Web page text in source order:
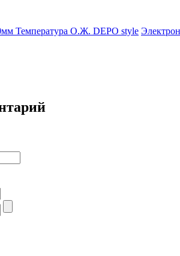
Температура О.Ж. DEPO style